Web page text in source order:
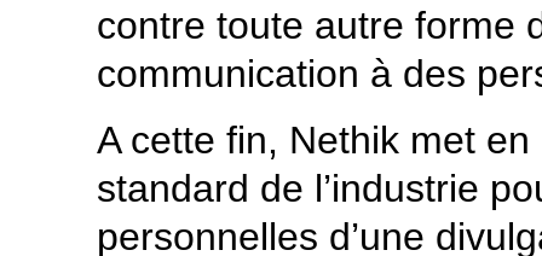
contre toute autre forme
communication à des
A cette fin, Nethik met
standard de l’industrie
personnelles d’une